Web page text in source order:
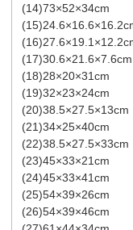
(14)73×52×34cm
(17)30.6×21.6×7.6cm
(18)28×20×31cm
(19)32×23×24cm
(20)38.5×27.5×13cm
(21)34×25×40cm
(22)38.5×27.5×33cm
(23)45×33×21cm
(24)45×33×41cm
(25)54×39×26cm
(26)54×39×46cm